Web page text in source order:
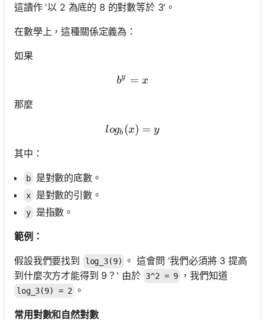
這讀作 '以 2 為底的 8 的對數等於 3'。
在數學上，這種關係定義為：
如果
b^y = x
by = x
那麼
log_b(x) = y
logb (x) = y
其中：
b 是對數的底數。
x 是對數的引數。
y 是指數。
範例：
假設我們要找到 log_3(9)
。 這會問 '我們必須將 3 提高
到什麼次方才能得到 9？' 由於 3^2 = 9 ，我們知道
log_3(9) = 2 。
常用對數和自然對數